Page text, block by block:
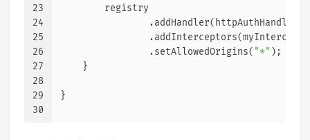
23
24
25
26
27
28
29
30
        registry
                .addHandler(httpAuthHandler,
                .setAllowedOrigins(
"*" );
    }
}